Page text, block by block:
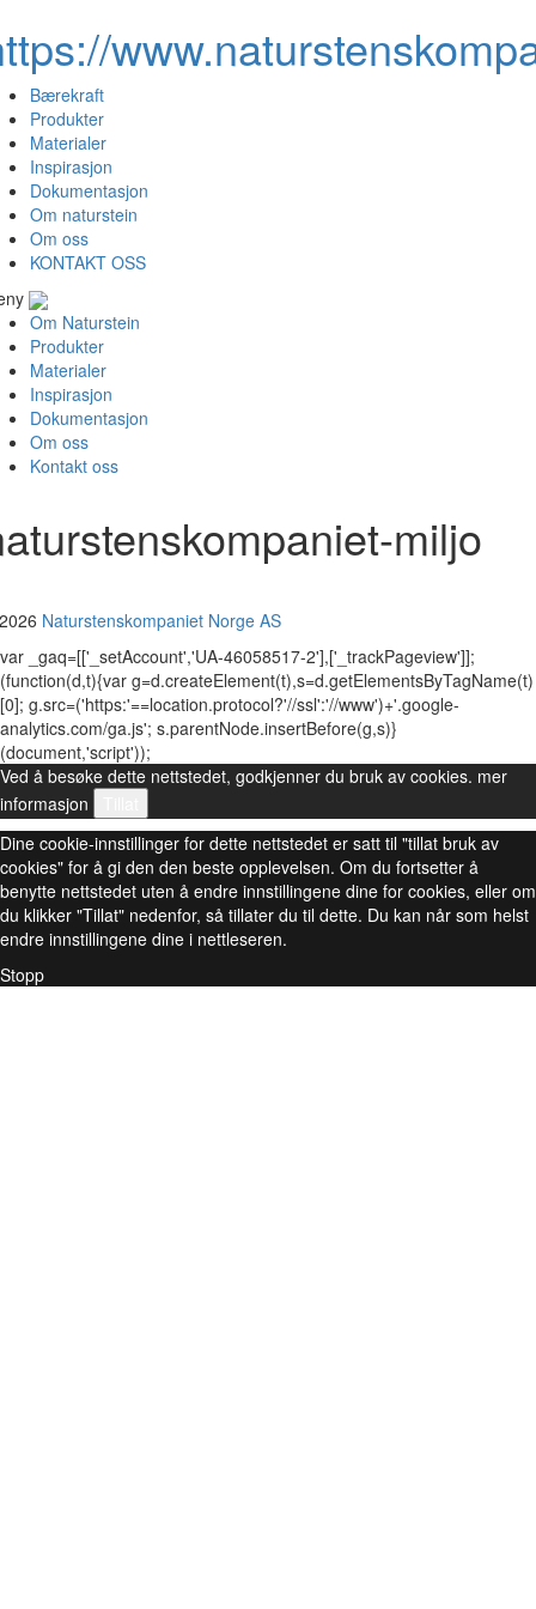
Bærekraft
Produkter
Materialer
Inspirasjon
Dokumentasjon
Om naturstein
Om oss
KONTAKT OSS
Om Naturstein
Produkter
Materialer
Inspirasjon
Dokumentasjon
Om oss
Kontakt oss
miljo
Naturstenskompaniet Norge AS
var _gaq=[['_setAccount','UA-46058517-2'],['_trackPageview']];
(function(d,t){var g=d.createElement(t),s=d.getElementsByTagName(t)
[0]; g.src=('https:'==location.protocol?'//ssl':'//www')+'.google-
analytics.com/ga.js'; s.parentNode.insertBefore(g,s)}
(document,'script'));
Ved å besøke dette nettstedet, godkjenner du bruk av cookies. mer
informasjon
Dine cookie-innstillinger for dette nettstedet er satt til "tillat bruk av
cookies" for å gi den den beste opplevelsen. Om du fortsetter å
benytte nettstedet uten å endre innstillingene dine for cookies, eller om
du klikker "Tillat" nedenfor, så tillater du til dette. Du kan når som helst
endre innstillingene dine i nettleseren.
Stopp